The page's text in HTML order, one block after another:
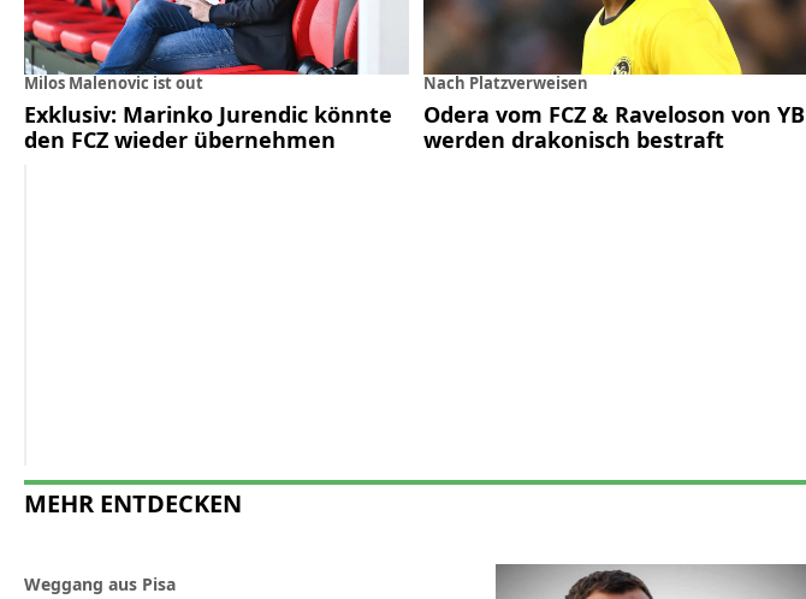
Milos Malenovic ist out
Exklusiv: Marinko Jurendic könnte
den FCZ wieder übernehmen
Nach Platzverweisen
Odera vom FCZ & Raveloson von YB
werden drakonisch bestraft
MEHR ENTDECKEN
Weggang aus Pisa